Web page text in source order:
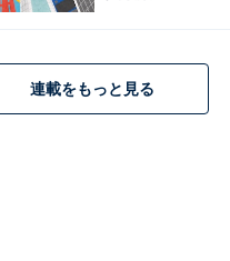
連載をもっと見る